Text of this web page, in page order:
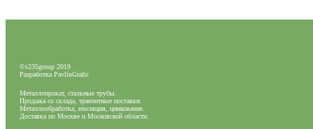
©s235group 2019
Разработка PavlinGrafic
Металлопрокат, стальные трубы.
Продажа со склада, транзитные поставки.
Металлообработка, изоляция, цинкование.
Доставка по Москве и Московской области.